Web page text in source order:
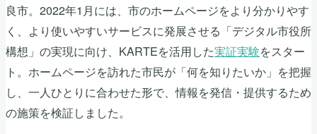
良市。2022年1月には、市のホームページをより分かりやす
く、より使いやすいサービスに発展させる「デジタル市役所
構想」の実現に向け、KARTEを活用した実証実験をスター
ト。ホームページを訪れた市民が「何を知りたいか」を把握
し、一人ひとりに合わせた形で、情報を発信・提供するため
の施策を検証しました。